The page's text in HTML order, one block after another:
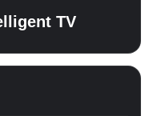
TV